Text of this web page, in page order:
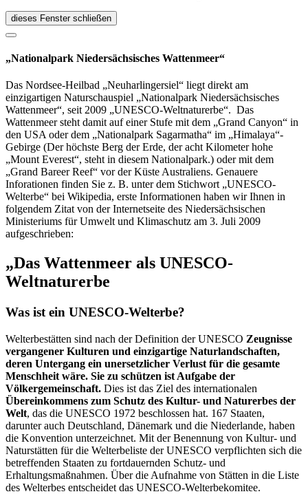
dieses Fenster schließen
„Nationalpark Niedersächsisches Wattenmeer“
Das Nordsee-Heilbad „Neuharlingersiel“ liegt direkt am
einzigartigen Naturschauspiel „Nationalpark Niedersächsisches
Wattenmeer“, seit 2009 „UNESCO-Weltnaturerbe“. Das
Wattenmeer steht damit auf einer Stufe mit dem „Grand Canyon“ in
den USA oder dem „Nationalpark Sagarmatha“ im „Himalaya“-
Gebirge (Der höchste Berg der Erde, der acht Kilometer hohe
„Mount Everest“, steht in diesem Nationalpark.) oder mit dem
„Grand Bareer Reef“ vor der Küste Australiens. Genauere
Inforationen finden Sie z. B. unter dem Stichwort „UNESCO-
Welterbe“ bei Wikipedia, erste Informationen haben wir Ihnen in
folgendem Zitat von der Internetseite des Niedersächsischen
Ministeriums für Umwelt und Klimaschutz am 3. Juli 2009
aufgeschrieben:
„Das Wattenmeer als UNESCO-
Weltnaturerbe
Was ist ein UNESCO-Welterbe?
Welterbestätten sind nach der Definition der UNESCO Zeugnisse
vergangener Kulturen und einzigartige Naturlandschaften,
deren Untergang ein unersetzlicher Verlust für die gesamte
Menschheit wäre. Sie zu schützen ist Aufgabe der
Völkergemeinschaft. Dies ist das Ziel des internationalen
Übereinkommens zum Schutz des Kultur- und Naturerbes der
Welt, das die UNESCO 1972 beschlossen hat. 167 Staaten,
darunter auch Deutschland, Dänemark und die Niederlande, haben
die Konvention unterzeichnet. Mit der Benennung von Kultur- und
Naturstätten für die Welterbeliste der UNESCO verpflichten sich die
betreffenden Staaten zu fortdauernden Schutz- und
Erhaltungsmaßnahmen. Über die Aufnahme von Stätten in die Liste
des Welterbes entscheidet das UNESCO-Welterbekomitee.